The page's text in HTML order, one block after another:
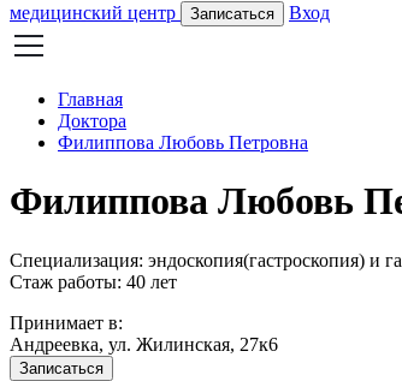
медицинский центр Записаться Вход
Главная
Доктора
Филиппова Любовь Петровна
Филиппова Любовь
Специализация: эндоскопия(гастроскопия) и
Стаж работы: 40 лет
Принимает в:
Андреевка, ул. Жилинская, 27к6
Записаться